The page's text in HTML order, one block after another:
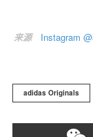
来源 Instagram
adidas Originals